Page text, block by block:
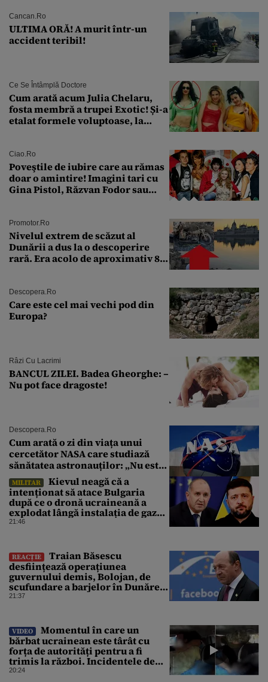
Cancan.ro
ULTIMA ORĂ! A murit într-un
accident teribil!
Ce Se Întâmplă Doctore
Cum arată acum Julia Chelaru,
fosta membră a trupei Exotic! Și-a
etalat formele voluptoase, la
Ciao.ro
Poveştile de iubire care au rămas
doar o amintire! Imagini tari cu
Gina Pistol, Răzvan Fodor sau
Promotor.ro
Nivelul extrem de scăzut al
Dunării a dus la o descoperire
rară. Era acolo de aproximativ 80
Descopera.ro
Care este cel mai vechi pod din
Europa?
Râzi Cu Lacrimi
BANCUL ZILEI. Badea Gheorghe: –
Nu pot face dragoste!
Descopera.ro
Cum arată o zi din viața unui
cercetător NASA care studiază
sănătatea astronauților: „Nu este
o știință complicată”
MILITAR
Kievul neagă că a
intenționat să atace Bulgaria
după ce o dronă ucraineană a
explodat lângă instalația de gaz
de la granița României
21:46
REACȚIE
Traian Băsescu
desființează operațiunea
guvernului demis, Bolojan, de
scufundare a barjelor în Dunăre:
„Este o improvizație”
21:37
VIDEO
Momentul în care un
bărbat ucrainean este târât cu
forța de autorități pentru a fi
trimis la război. Incidentele de
acest fel sunt tot mai dese
20:24